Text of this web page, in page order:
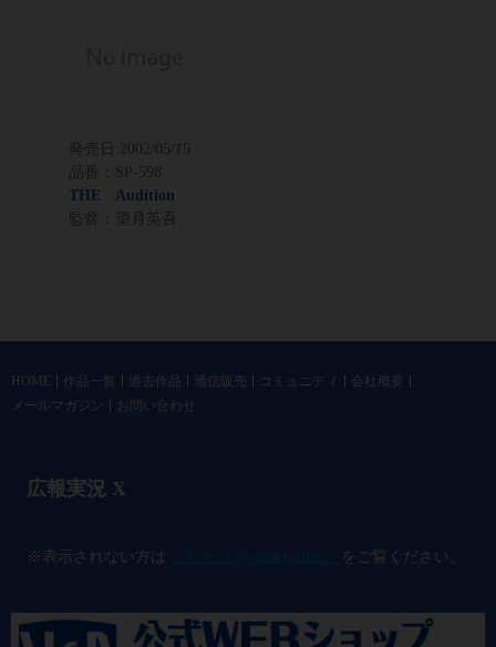
発売日: 2002/05/15
品番：SP-598
THE Audition
監督：望月英吾
HOME 作品一覧 過去作品 通信販売 コミュニティ
会社概要
メールマガジン
お問い合わせ
広報実況 X
※表示されない方は をご覧ください。